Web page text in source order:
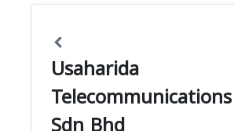
Usaharida